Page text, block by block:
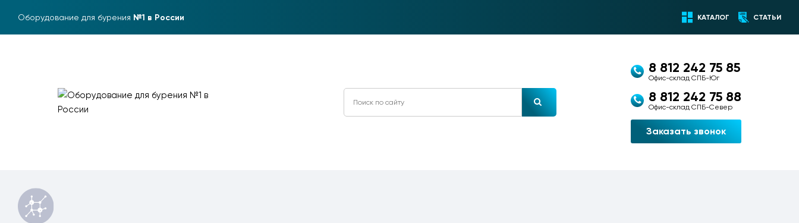
Оборудование для бурения №1 в России КАТАЛОГ СТАТЬИ
8 812 242 75 85
Офис-склад СПБ-Юг
8 812 242 75 88
Офис-склад СПБ-Север
Заказать звонок